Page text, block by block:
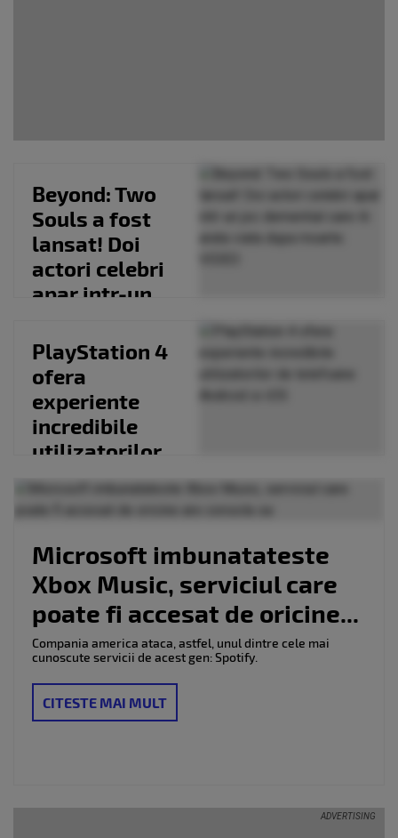
Beyond: Two
Souls a fost
lansat! Doi
actori celebri
apar intr-un
care...
PlayStation 4
ofera
experiente
incredibile
utilizatorilor
de telefoane
Android si...
Microsoft imbunatateste
Xbox Music, serviciul care
poate fi accesat de oricine...
Compania america ataca, astfel, unul dintre cele mai
cunoscute servicii de acest gen: Spotify.
CITESTE MAI MULT